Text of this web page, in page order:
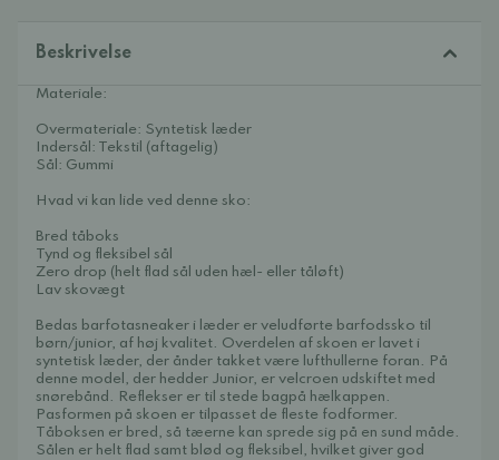
Beskrivelse
Materiale:
Overmateriale: Syntetisk læder
Indersål: Tekstil (aftagelig)
Sål: Gummi
Hvad vi kan lide ved denne sko:
Bred tåboks
Tynd og fleksibel sål
Zero drop (helt flad sål uden hæl- eller tåløft)
Lav skovægt
Bedas barfotasneaker i læder er veludførte barfodssko til
børn/junior, af høj kvalitet. Overdelen af skoen er lavet i
syntetisk læder, der ånder takket være lufthullerne foran. På
denne model, der hedder Junior, er velcroen udskiftet med
snørebånd. Reflekser er til stede bagpå hælkappen.
Pasformen på skoen er tilpasset de fleste fodformer.
Tåboksen er bred, så tæerne kan sprede sig på en sund måde.
Sålen er helt flad samt blød og fleksibel, hvilket giver god